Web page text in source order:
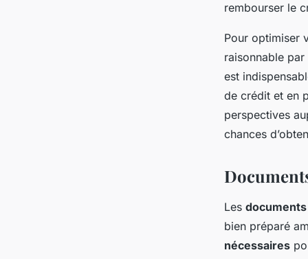
rembourser le
Pour optimiser
raisonnable
est
de crédit et en
perspectives
chances
Les
bien préparé
nécessaires